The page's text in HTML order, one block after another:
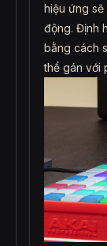
hiệu ứng sẽ
động. Định
bằng cách
thể gán với